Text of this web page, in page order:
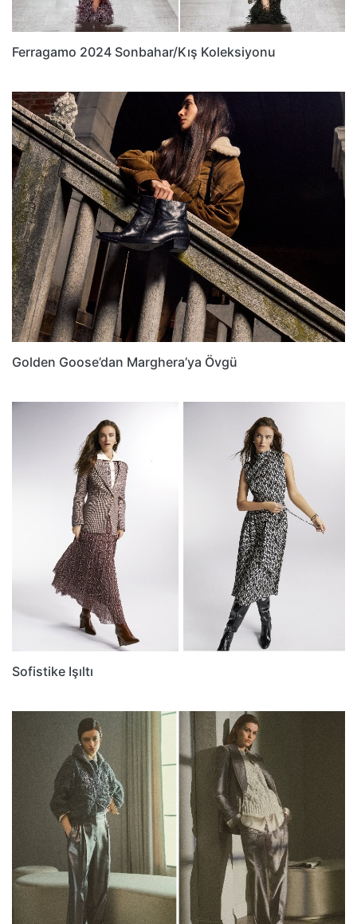
Ferragamo 2024 Sonbahar/Kış Koleksiyonu
Golden Goose’dan Marghera’ya Övgü
Sofistike Işıltı